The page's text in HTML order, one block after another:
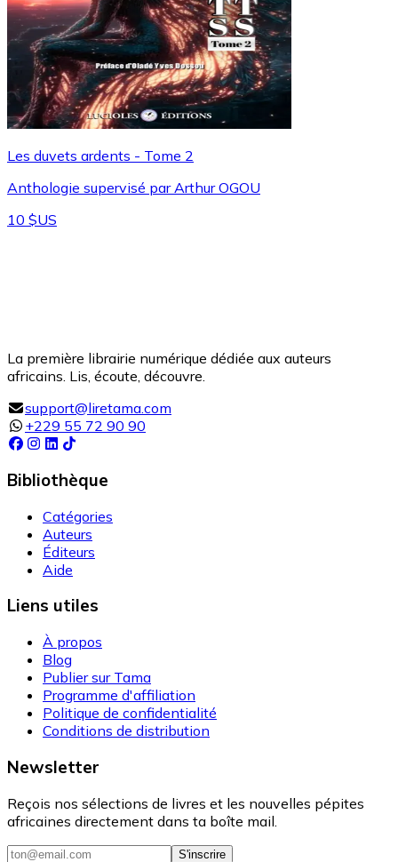
Les duvets ardents - Tome 2
Anthologie supervisé par Arthur OGOU
10 $US
La première librairie numérique dédiée aux auteurs
africains. Lis, écoute, découvre.
support@liretama.com
+229 55 72 90 90
Bibliothèque
Catégories
Auteurs
Éditeurs
Aide
Liens utiles
À propos
Blog
Publier sur Tama
Programme d'affiliation
Politique de confidentialité
Conditions de distribution
Newsletter
Reçois nos sélections de livres et les nouvelles pépites
africaines directement dans ta boîte mail.
S'inscrire